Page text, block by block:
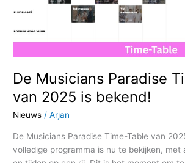
De Musicians Paradise
van 2025 is bekend!
Nieuws /Arjan
De Musicians Paradise Time-Table van
volledige programma is nu te bekijken, met
2025
is
bekend!